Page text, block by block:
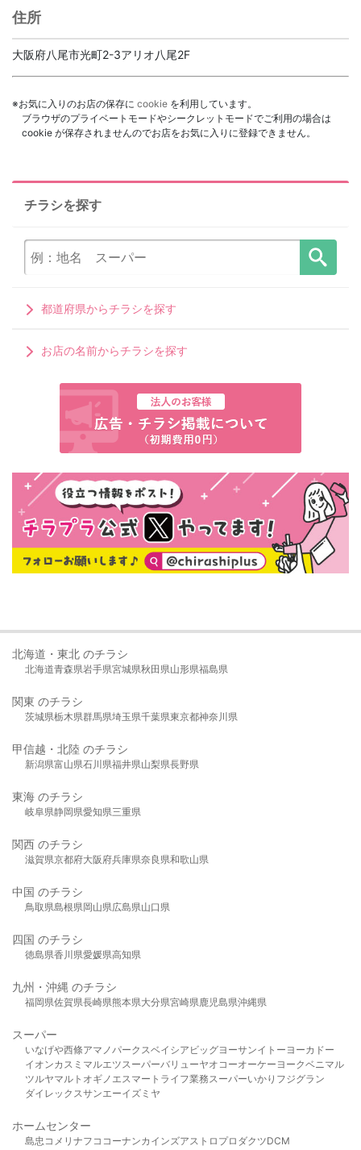
住所
大阪府八尾市光町2-3アリオ八尾2F
※お気に入りのお店の保存に cookie を利用しています。
ブラウザのプライベートモードやシークレットモードでご利用の場合は
cookie が保存されませんのでお店をお気に入りに登録できません。
チラシを探す
都道府県からチラシを探す
お店の名前からチラシを探す
北海道・東北 のチラシ
北海道青森県岩手県宮城県秋田県山形県福島県
関東 のチラシ
茨城県栃木県群馬県埼玉県千葉県東京都神奈川県
甲信越・北陸 のチラシ
新潟県富山県石川県福井県山梨県長野県
東海 のチラシ
岐阜県静岡県愛知県三重県
関西 のチラシ
滋賀県京都府大阪府兵庫県奈良県和歌山県
中国 のチラシ
鳥取県島根県岡山県広島県山口県
四国 のチラシ
徳島県香川県愛媛県高知県
九州・沖縄 のチラシ
福岡県佐賀県長崎県熊本県大分県宮崎県鹿児島県沖縄県
スーパー
いなげや西條アマノパークスベイシア ビッグヨーサンイトーヨーカドー
イオンカスミ マルエツスーパーバリューヤオコーオーケー ヨークベニマル
ツルヤマルト オギノ エスマート ライフ業務スーパーいかり フジグラン
ダイレックスサンエーイズミヤ
ホームセンター
島忠 コメリ ナフコ コーナンカインズアストロプロダクツDCM